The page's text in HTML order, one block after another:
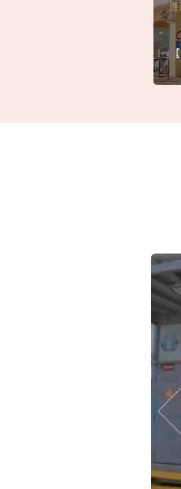
邊